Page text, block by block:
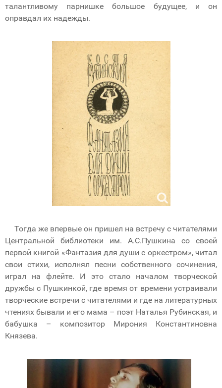
талантливому парнишке большое будущее, и он
оправдал их надежды.
Тогда же впервые он пришел на встречу с читателями
Центральной библиотеки им. А.С.Пушкина со своей
первой книгой «Фантазия для души с оркестром», читал
свои стихи, исполнял песни собственного сочинения,
играл на флейте. И это стало началом творческой
дружбы с Пушкинкой, где время от времени устраивали
творческие встречи с читателями и где на литературных
чтениях бывали и его мама – поэт Наталья Рубинская, и
бабушка – композитор Мирония Константиновна
Князева.